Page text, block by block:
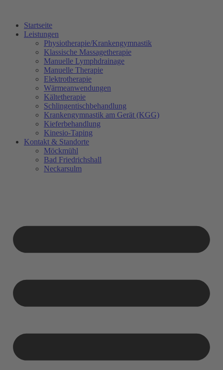
Startseite
Leistungen
Physiotherapie/Krankengymnastik
Klassische Massagetherapie
Manuelle Lymphdrainage
Manuelle Therapie
Elektrotherapie
Wärmeanwendungen
Kältetherapie
Schlingentischbehandlung
Krankengymnastik am Gerät (KGG)
Kieferbehandlung
Kinesio-Taping
Kontakt & Standorte
Möckmühl
Bad Friedrichshall
Neckarsulm